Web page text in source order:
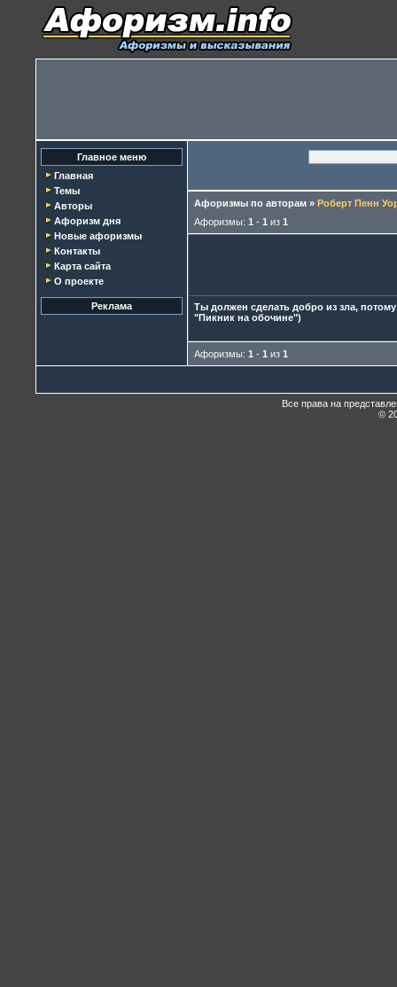
Главное меню
Главная
Темы
Авторы
Афоризм дня
Новые афоризмы
Контакты
Карта сайта
О проекте
Реклама
Афоризмы по авторам » Роберт Пенн
Афоризмы: 1 - 1 из 1
Ты должен сделать добро из зла,
"Пикник на обочине")
Афоризмы: 1 - 1 из 1
Все права на
©